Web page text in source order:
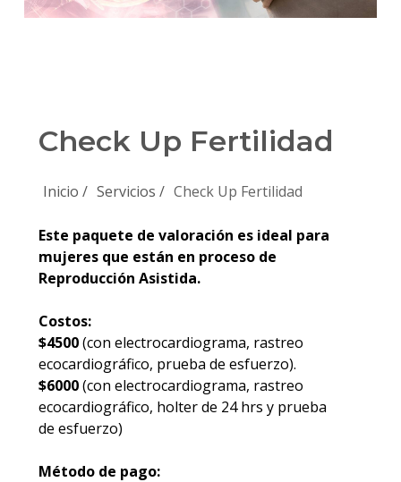
Check Up Fertilidad
Inicio / Servicios / Check Up Fertilidad
Este paquete de valoración es ideal para
mujeres que están en proceso de
Reproducción Asistida.
Costos:
$4500(con electrocardiograma, rastreo
ecocardiográfico, prueba de esfuerzo).
$6000(con electrocardiograma, rastreo
ecocardiográfico, holter de 24 hrs y prueba
de esfuerzo)
Método de pago: